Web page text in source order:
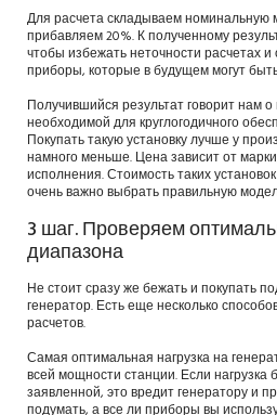
Для расчета складываем
прибавляем 20%. К полученному
чтобы избежать неточности расчетах и
приборы, которые в будущем могут
Получившийся результат говорит нам
необходимой для круглогодичного
Покупать такую установку лучше у
намного меньше. Цена зависит от
исполнения. Стоимость таких
очень важно выбрать правильную
3 шаг. Проверяем
диапазона
Не стоит сразу же бежать и покупать
генератор. Есть еще несколько
расчетов.
Самая оптимальная нагрузка на
всей мощности станции. Если
заявленной, это вредит генератору и
подумать, а все ли приборы вы